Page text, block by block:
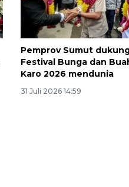
Pemprov Sumut
Festival Bunga dan
Karo 2026 mendunia
31 Juli 2026 14:59